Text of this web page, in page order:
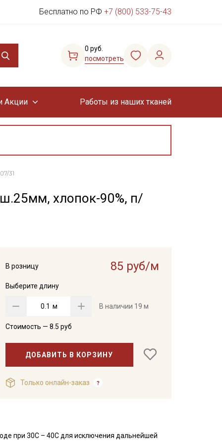
Бесплатно по РФ +7 (800) 533-75-43
0 руб.
посмотреть
Акции Работы из наших тканей
31
хлопок-90%, п/
В розницу 85 руб/м
Выберите длину
м В наличии 19 м
Стоимость — 8.5 руб
ДОБАВИТЬ В КОРЗИНУ
Только онлайн-заказ
при 30С – 40С для исключения дальнейшей